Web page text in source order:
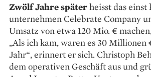
Zwölf Jahre späterheisst das
unternehmen Celebrate Company
Umsatz von etwa 120 Mio. €
„Als ich kam, waren es 30 Millionen
Jahr“, erinnert er sich. Christoph
dem operativen Geschäft aus und